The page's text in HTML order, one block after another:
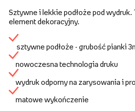
Sztywne i lekkie podłoże pod
element dekoracyjny.
sztywne podłoże - grubość pianki
nowoczesna technologia druku
wydruk odporny na zarysowania i
matowe wykończenie